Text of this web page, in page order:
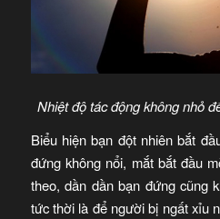
Nhiệt độ tác động không nhỏ
Biểu hiện bạn đột nhiên bắt
đứng không nổi, mắt bắt đầu
theo, dần dần bạn đứng cũng
tức thời là để người bị ngất xỉu